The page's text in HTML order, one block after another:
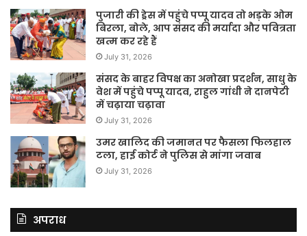
पुजारी की ड्रेस में पहुंचे पप्पू यादव तो भड़के ओम
बिरला, बोले, आप संसद की मर्यादा और पवित्रता
खत्म कर रहे हैं
July 31, 2026
संसद के बाहर विपक्ष का अनोखा प्रदर्शन, साधु के
वेश में पहुंचे पप्पू यादव, राहुल गांधी ने दानपेटी
में चढ़ाया चढ़ावा
July 31, 2026
उमर खालिद की जमानत पर फैसला फिलहाल
टला, हाई कोर्ट ने पुलिस से मांगा जवाब
July 31, 2026
अपराध